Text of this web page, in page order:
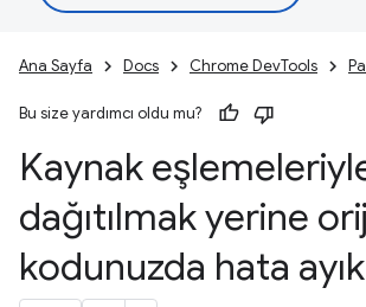
Ana Sayfa Docs Chrome DevTools
Bu size yardımcı oldu mu?
Kaynak
dağıtılmak yerine
kodunuzda hata